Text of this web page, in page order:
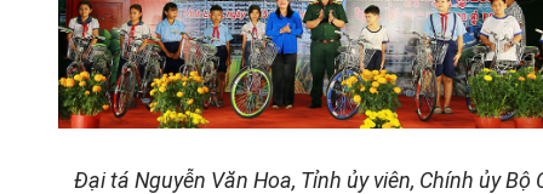
Đại tá Nguyễn Văn Hoa, Tỉnh ủy viên, Chính ủy Bộ